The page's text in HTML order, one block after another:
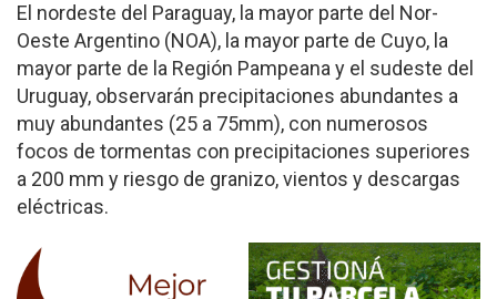
El nordeste del Paraguay, la mayor parte del Nor-
Oeste Argentino (NOA), la mayor parte de Cuyo, la
mayor parte de la Región Pampeana y el sudeste del
Uruguay, observarán precipitaciones abundantes a
muy abundantes (25 a 75mm), con numerosos
focos de tormentas con precipitaciones superiores
a 200 mm y riesgo de granizo, vientos y descargas
eléctricas.